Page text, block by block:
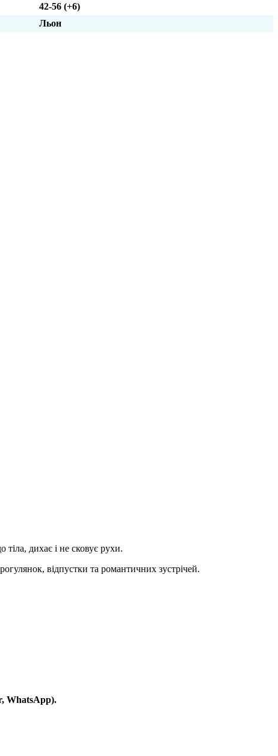
42-56 (+6)
Льон
дихає і не сковує рухи.
відпустки та романтичних зустрічей.
WhatsApp).